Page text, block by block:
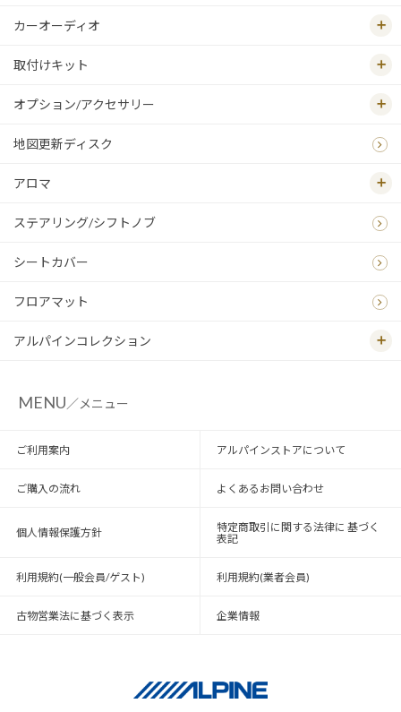
カーオーディオ
取付けキット
オプション/アクセサリー
地図更新ディスク
アロマ
ステアリング/シフトノブ
シートカバー
フロアマット
アルパインコレクション
MENU／メニュー
ご利用案内 アルパインストアについて
ご購入の流れ よくあるお問い合わせ
個人情報保護方針
特定商取引に関する法律に 基づく
表記
利用規約(一般会員/ゲスト) 利用規約(業者会員)
古物営業法に基づく表示 企業情報